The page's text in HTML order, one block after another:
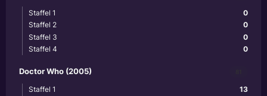
0
Staffel 1
0
Staffel 2
0
Staffel 3
0
Staffel 4
Doctor Who (2005)
13
Staffel 1